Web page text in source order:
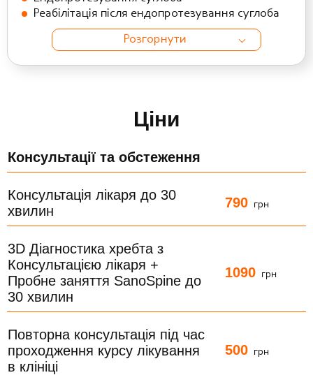
Реабілітація після ендопротезування суглоба
Розгорнути
Ціни
Консультації та обстеження
Консультація лікаря до 30
хвилин
790 грн
3D Діагностика хребта з
Консультацією лікаря +
Пробне заняття SanoSpine до
30 хвилин
1090 грн
Повторна консультація під час
проходження курсу лікування
в клініці
500 грн